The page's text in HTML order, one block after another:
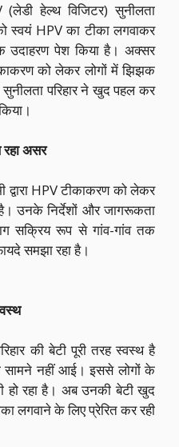
हेल्थ विजिटर) सुनीलता
स्वयं HPV का टीका लगवाकर
उदाहरण पेश किया है। अक्सर
को लेकर लोगों में झिझक
सुनीलता परिहार ने खुद पहल कर
असर
द्वारा HPV टीकाकरण को लेकर
उनके निर्देशों और जागरूकता
सक्रिय रूप से गांव-गांव तक
समझा रहा है।
की बेटी पूरी तरह स्वस्थ है
सामने नहीं आई। इससे लोगों के
हो रहा है। अब उनकी बेटी खुद
लगवाने के लिए प्रेरित कर रही